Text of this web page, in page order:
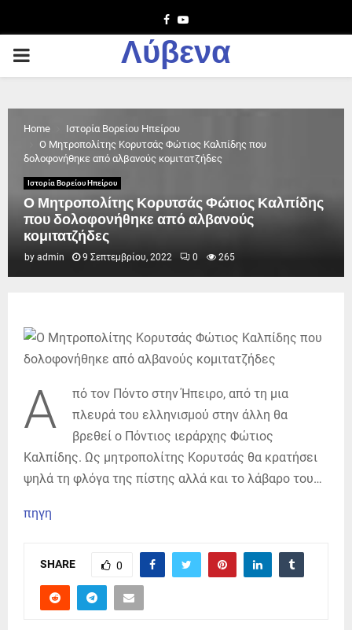
Facebook
Youtube
PRIMARY
Λύβενα
Home
Ιστορία Βορείου Ηπείρου
Ο Μητροπολίτης Κορυτσάς Φώτιος Καλπίδης που
δολοφονήθηκε από αλβανούς κομιτατζήδες
Ιστορία Βορείου Ηπείρου
Ο Μητροπολίτης Κορυτσάς Φώτιος Καλπίδης
που δολοφονήθηκε από αλβανούς
κομιτατζήδες
by admin 9 Σεπτεμβρίου, 2022 0 265
Α
πό τον Πόντο στην Ήπειρο, από τη μια
πλευρά του ελληνισμού στην άλλη θα
βρεθεί ο Πόντιος ιεράρχης Φώτιος
Καλπίδης. Ως μητροπολίτης Κορυτσάς θα κρατήσει
ψηλά τη φλόγα της πίστης αλλά και το λάβαρο του…
πηγη
SHARE 0